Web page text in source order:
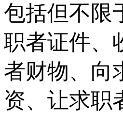
包括但不限
职者证件、
者财物、向
资、让求职